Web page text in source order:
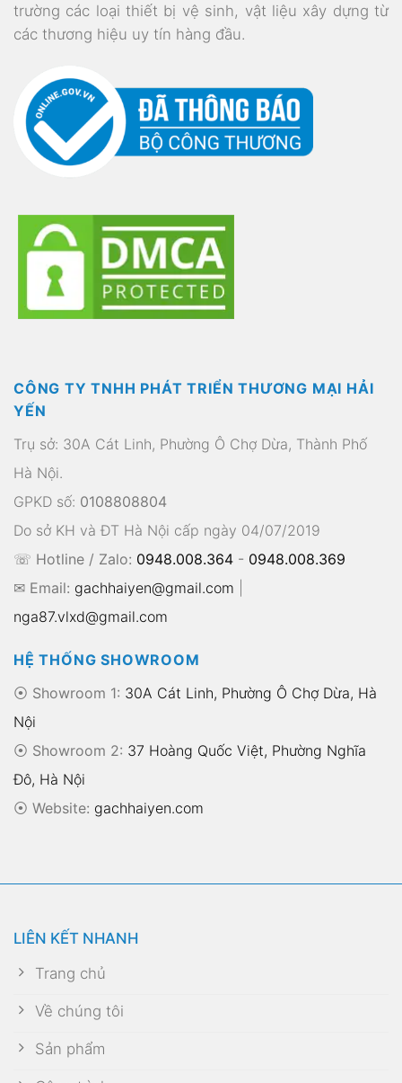
trường các loại thiết bị vệ sinh, vật liệu xây dựng từ
các thương hiệu uy tín hàng đầu.
CÔNG TY TNHH PHÁT TRIỂN THƯƠNG MẠI HẢI
YẾN
Trụ sở: 30A Cát Linh, Phường Ô Chợ Dừa, Thành Phố
Hà Nội.
GPKD số: 0108808804
Do sở KH và ĐT Hà Nội cấp ngày 04/07/2019
☏ Hotline / Zalo: 0948.008.364 - 0948.008.369
✉ Email: gachhaiyen@gmail.com
nga87.vlxd@gmail.com
HỆ THỐNG SHOWROOM
⦿ Showroom 1: 30A Cát Linh, Phường Ô Chợ Dừa, Hà
Nội
⦿ Showroom 2: 37 Hoàng Quốc Việt, Phường Nghĩa
Đô, Hà Nội
⦿ Website: gachhaiyen.com
LIÊN KẾT NHANH
Trang chủ
Về chúng tôi
Sản phẩm